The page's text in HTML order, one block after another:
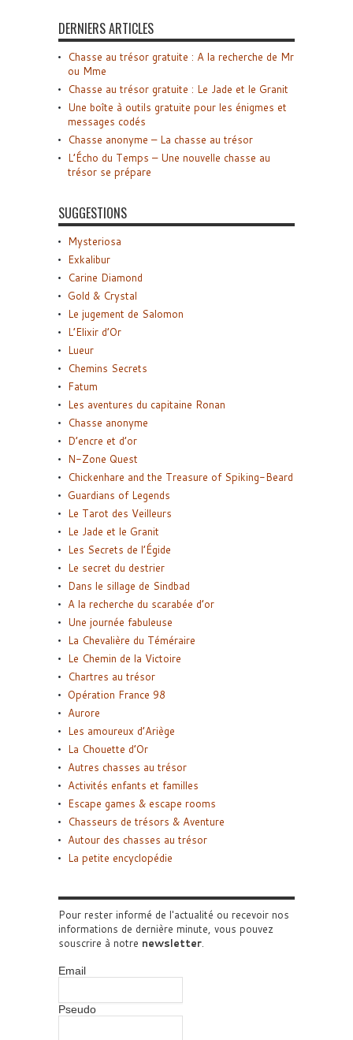
DERNIERS ARTICLES
Chasse au trésor gratuite : A la recherche de Mr
ou Mme
Chasse au trésor gratuite : Le Jade et le Granit
Une boîte à outils gratuite pour les énigmes et
messages codés
Chasse anonyme – La chasse au trésor
L’Écho du Temps – Une nouvelle chasse au
trésor se prépare
SUGGESTIONS
Mysteriosa
Exkalibur
Carine Diamond
Gold & Crystal
Le jugement de Salomon
L’Elixir d’Or
Lueur
Chemins Secrets
Fatum
Les aventures du capitaine Ronan
Chasse anonyme
D’encre et d’or
N-Zone Quest
Chickenhare and the Treasure of Spiking-Beard
Guardians of Legends
Le Tarot des Veilleurs
Le Jade et le Granit
Les Secrets de l’Égide
Le secret du destrier
Dans le sillage de Sindbad
A la recherche du scarabée d’or
Une journée fabuleuse
La Chevalière du Téméraire
Le Chemin de la Victoire
Chartres au trésor
Opération France 98
Aurore
Les amoureux d’Ariège
La Chouette d’Or
Autres chasses au trésor
Activités enfants et familles
Escape games & escape rooms
Chasseurs de trésors & Aventure
Autour des chasses au trésor
La petite encyclopédie
Pour rester informé de l'actualité ou recevoir nos
informations de dernière minute, vous pouvez
souscrire à notre newsletter.
Email
Pseudo